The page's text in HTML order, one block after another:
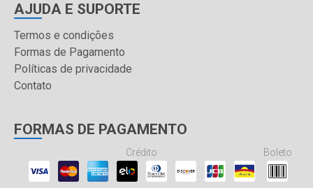
AJUDA E SUPORTE
Termos e condições
Formas de Pagamento
Políticas de privacidade
Contato
FORMAS DE PAGAMENTO
Crédito Boleto